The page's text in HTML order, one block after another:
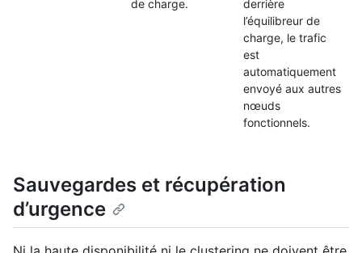
de charge.
derrière
l’équilibreur de
charge, le trafic
est
automatiquement
envoyé aux autres
nœuds
fonctionnels.
Sauvegardes et récupération
d’urgence